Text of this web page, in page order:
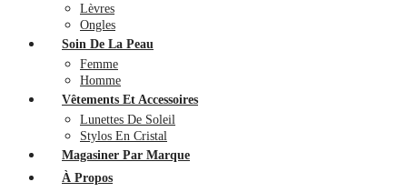
Lèvres
Ongles
Soin De La Peau
Femme
Homme
Vêtements Et Accessoires
Lunettes De Soleil
Stylos En Cristal
Magasiner Par Marque
À Propos